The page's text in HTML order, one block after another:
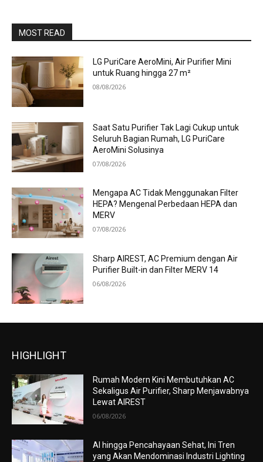
MOST READ
LG PuriCare AeroMini, Air Purifier Mini
untuk Ruang hingga 27 m²
08/08/2026
Saat Satu Purifier Tak Lagi Cukup untuk
Seluruh Bagian Rumah, LG PuriCare
AeroMini Solusinya
07/08/2026
Mengapa AC Tidak Menggunakan Filter
HEPA? Mengenal Perbedaan HEPA dan
MERV
07/08/2026
Sharp AIREST, AC Premium dengan Air
Purifier Built-in dan Filter MERV 14
06/08/2026
HIGHLIGHT
Rumah Modern Kini Membutuhkan AC
Sekaligus Air Purifier, Sharp Menjawabnya
Lewat AIREST
06/08/2026
AI hingga Pencahayaan Sehat, Ini Tren
yang Akan Mendominasi Industri Lighting